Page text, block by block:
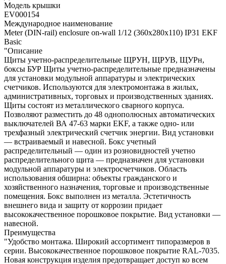
Модель крышки
EV000154
Международное наименование
Meter (DIN-rail) enclosure on-wall 1/12 (360x280x110) IP31 EKF
Basic
"Описание
Щиты учетно-распределительные ЩРУН, ЩРУВ, ЩУРн,
боксы БУР Щиты учетно-распределительные предназначены
для установки модульной аппаратуры и электрических
счетчиков. Используются для электромонтажа в жилых,
административных, торговых и производственных зданиях.
Щиты состоят из металлического сварного корпуса.
Позволяют разместить до 48 однополюсных автоматических
выключателей ВА 47-63 марки EKF, а также одно- или
трехфазный электрический счетчик энергии. Вид установки
— встраиваемый и навесной. Бокс учетный
распределительный — один из розновидностей учетно
распределительного щита — предназначен для установки
модульной аппаратуры и электросчетчиков. Область
использования обширна: объекты гражданского и
хозяйственного назначения, торговые и производственные
помещения. Бокс выполнен из металла. Эстетичность
внешнего вида и защиту от коррозии придает
высококачественное порошковое покрытие. Вид установки —
навесной.
Преимущества
"Удобство монтажа. Широкий ассортимент типоразмеров в
серии. Высококачественное порошковое покрытие RAL-7035.
Новая конструкция изделия предотвращает доступ ко всем